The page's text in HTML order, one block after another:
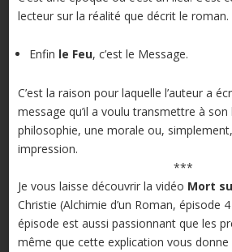
lecteur sur la réalité que décrit le roman.
Enfin le Feu, c’est le Message.
C’est la raison pour laquelle l’auteur a
message qu’il a voulu transmettre à son
philosophie, une morale ou,
impression.
***
Je vous laisse découvrir la vidéo Mort
Christie (Alchimie d’un Roman, épisode 4
épisode est aussi passionnant que les
même que cette explication vous donne